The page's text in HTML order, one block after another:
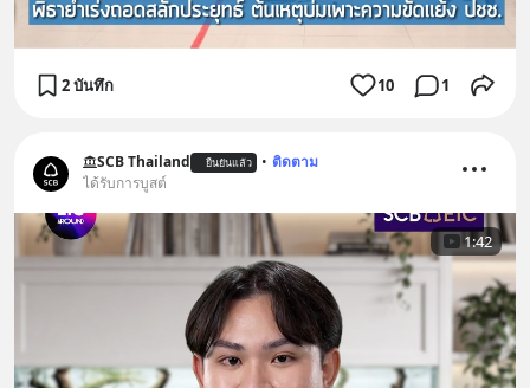
2 บันทึก 10 1
SCB Thailand ยืนยันแล้ว • ติดตาม
ได้รับการบูสต์
1:42